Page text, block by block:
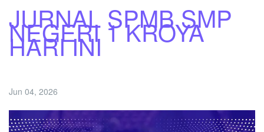
JURNAL SPMB SMP
NEGERI 1 KROYA
HARI INI
Jun 04, 2026